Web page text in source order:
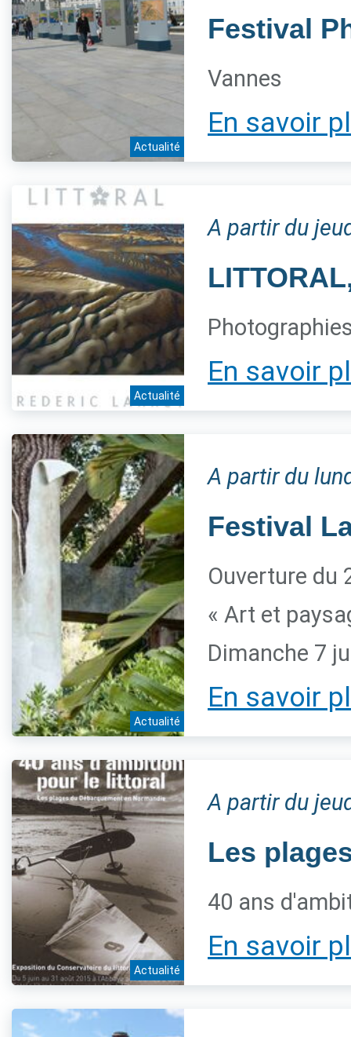
Actualité
Festival
Vannes
En savoir
Actualité
A partir du
En savoir
Actualité
A partir du
Festival
Ouverture du
« Art et
Dimanche 7
En savoir
Actualité
A partir du
Les
40 ans
En savoir